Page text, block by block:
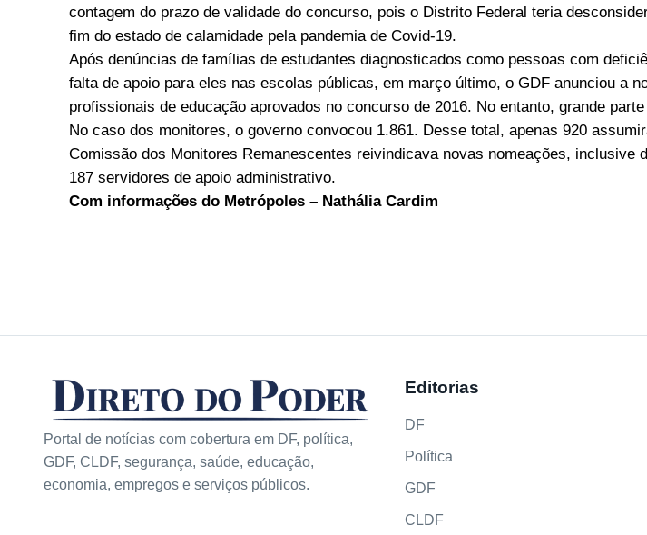
contagem do prazo de validade do concurso, pois o Distrito Federal teria
fim do estado de calamidade pela pandemia de Covid-19.
Após denúncias de famílias de estudantes diagnosticados como pessoas com
falta de apoio para eles nas escolas públicas, em março último, o GDF anunciou a
profissionais de educação aprovados no concurso de 2016. No entanto, grande
No caso dos monitores, o governo convocou 1.861. Desse total, apenas 920
Comissão dos Monitores Remanescentes reivindicava novas nomeações, inclusive
187 servidores de apoio administrativo.
Com informações do Metrópoles – Nathália Cardim
Portal de notícias com cobertura em DF, política,
GDF, CLDF, segurança, saúde, educação,
economia, empregos e serviços públicos.
Editorias
DF
Política
GDF
CLDF